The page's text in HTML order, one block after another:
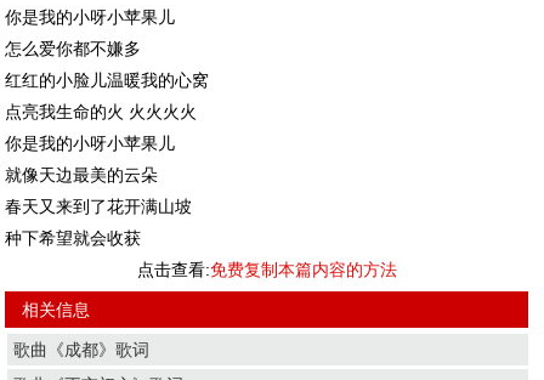
你是我的小呀小苹果儿
怎么爱你都不嫌多
红红的小脸儿温暖我的心窝
点亮我生命的火 火火火火
你是我的小呀小苹果儿
就像天边最美的云朵
春天又来到了花开满山坡
种下希望就会收获
点击查看:免费复制本篇内容的方法
相关信息
歌曲《成都》歌词